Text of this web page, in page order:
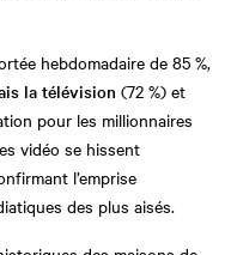
hebdomadaire de 85 %,
la télévision (72 %) et
pour les millionnaires
vidéo se hissent
l’emprise
des plus aisés.